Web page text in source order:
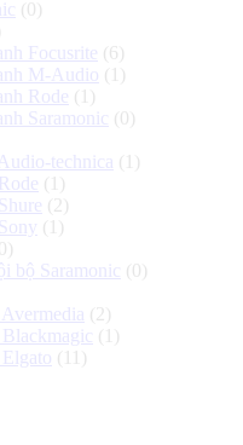
(0)
Focusrite (6)
M-Audio (1)
Rode (1)
Saramonic (0)
technica (1)
(1)
(2)
(1)
bộ Saramonic (0)
(2)
(1)
(11)